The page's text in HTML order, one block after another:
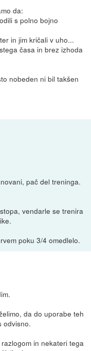
da:
s polno bojno
in jim kričali v uho...
časa in brez izhoda
nobeden ni bil takšen
pač del treninga.
vendarle se trenira
poku 3/4 omedlelo.
da do uporabe teh
odvisno.
in nekateri tega